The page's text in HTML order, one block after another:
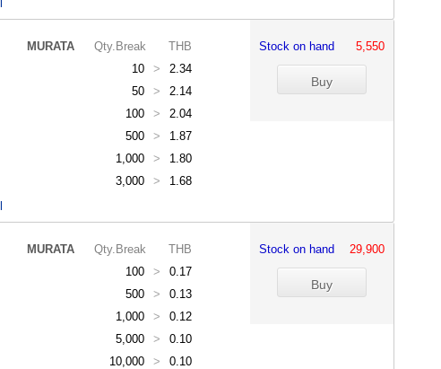
MURATA
Qty.Break
THB
10
>
2.34
50
>
2.14
100
>
2.04
500
>
1.87
1,000
>
1.80
3,000
> 1.68
Stock on hand 5,550
MURATA
Qty.Break
THB
100
>
0.17
500
>
0.13
1,000
>
0.12
5,000
>
0.10
10,000
>
0.10
Stock on hand 29,900